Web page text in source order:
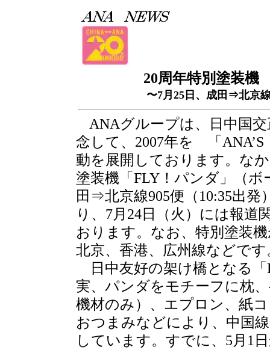
20周年特別塗装
〜7月25日、成田⇒北京
ANAグループは、日中国交
念して、2007年を 「
動を展開しております。な
塗装機「FLY！パンダ」（ボ
田⇒北京線905便（10:35出
り、7月24日（火）には報道
おります。なお、特別塗装
北京、香港、広州線などです
日中友好の架け橋となる
実、パンダをモチーフに枕
機材のみ）、エプロン、紙
おつまみなどにより、中国
しています。すでに、5月1